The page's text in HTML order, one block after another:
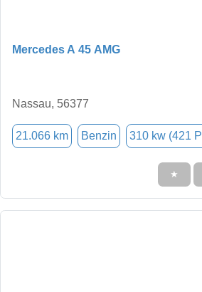
Mercedes A 45 AMG
Nassau, 56377
21.066 km Benzin 310 kw (421
★